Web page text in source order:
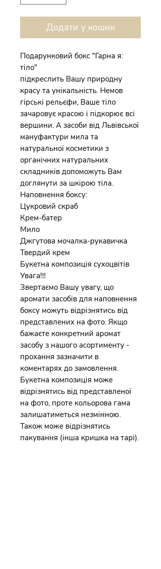
Додати у кошик
Подарунковий бокс "Гарна я:
тіло"
підкреслить Вашу природну
красу та унікальність. Немов
гірські рельєфи, Ваше тіло
зачаровує красою і підкорює всі
вершини. А засоби від Львівської
мануфактури мила та
натуральної косметики з
органічних натуральних
складників допоможуть Вам
доглянути за шкірою тіла.
Наповнення боксу:
Цукровий скраб
Крем-батер
Мило
Джгутова мочалка-рукавичка
Твердий крем
Букетна композиція сухоцвітів
Увага!‼️
Звертаємо Вашу увагу, що
аромати засобів для наповнення
боксу можуть відрізнятись від
представлених на фото. Якщо
бажаєте конкретний аромат
засобу з нашого асортименту -
прохання зазначити в
коментарях до замовлення.
Букетна композиція може
відрізнятись від представленої
на фото, проте кольорова гама
залишатиметься незмінною.
Також може відрізнятись
пакування (інша кришка на тарі).